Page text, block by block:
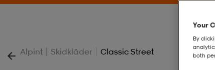
Alpint | Skidkläder | Classic Street
Your
By
both